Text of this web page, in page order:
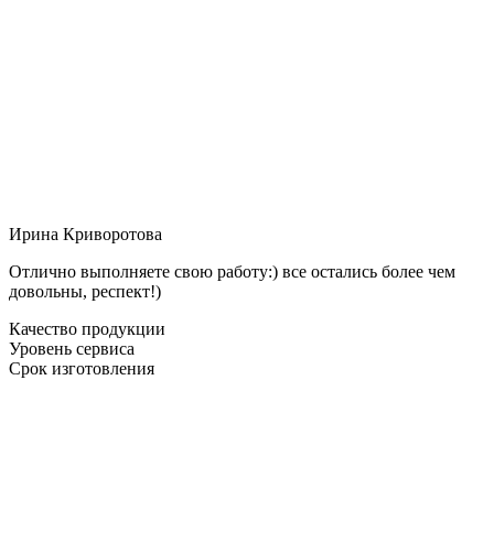
Ирина Криворотова
Отлично выполняете свою работу:) все остались более чем
довольны, респект!)
Качество продукции
Уровень сервиса
Срок изготовления